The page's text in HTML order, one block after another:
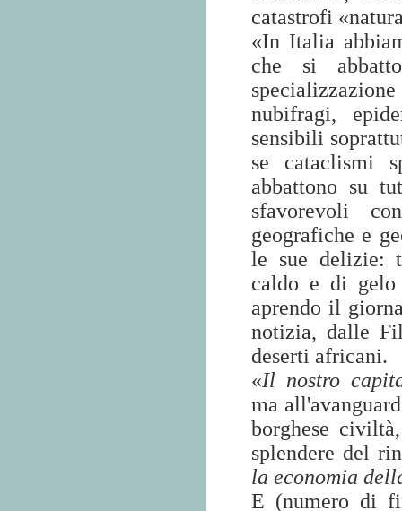
catastrofi
«In Italia
che si
nubifragi,
sensibili
se cataclismi
abbattono su
sfavorevoli
geografiche e
le sue delizie:
caldo e di
aprendo il
notizia, dalle
deserti africani.
«Il nostro
ma
borghese
splendere del
la economia
E (numero di